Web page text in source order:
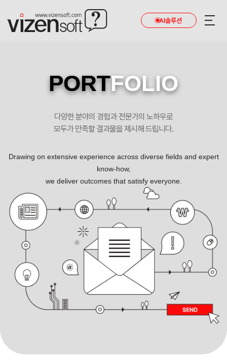
AI솔루션
환자와 직원이 어울리는 정성요양병원 포트폴리오
PORTFOLIO
다양한 분야의 경험과 전문가의 노하우로
모두가 만족할 결과물을 제시해 드립니다.
Drawing on extensive experience across diverse fields and expert
know-how,
we deliver outcomes that satisfy everyone.